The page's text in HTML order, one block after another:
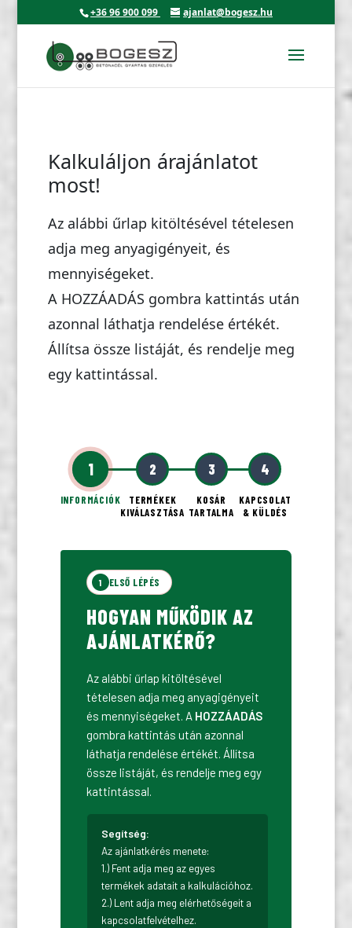
+36 96 900 099 ajanlat@bogesz.hu
Kalkuláljon árajánlatot
most!
Az alábbi űrlap kitöltésével tételesen
adja meg anyagigényeit, és
mennyiségeket.
A HOZZÁADÁS gombra kattintás után
azonnal láthatja rendelése értékét.
Állítsa össze listáját, és rendelje meg
egy kattintással.
1
INFORMÁCIÓK
2
TERMÉKEK
KIVÁLASZTÁSA
3
KOSÁR
TARTALMA
4
KAPCSOLAT
& KÜLDÉS
1 ELSŐ LÉPÉS
HOGYAN MŰKÖDIK AZ
AJÁNLATKÉRŐ?
Az alábbi űrlap kitöltésével
tételesen adja meg anyagigényeit
és mennyiségeket. A HOZZÁADÁS
gombra kattintás után azonnal
láthatja rendelése értékét. Állítsa
össze listáját, és rendelje meg egy
kattintással.
Segítség:
Az ajánlatkérés menete:
1.) Fent adja meg az egyes
termékek adatait a kalkulációhoz.
2.) Lent adja meg elérhetőségeit a
kapcsolatfelvételhez.